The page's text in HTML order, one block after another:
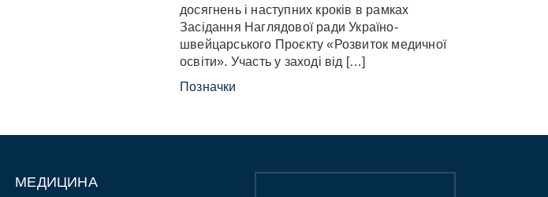
досягнень і наступних кроків в рамках
Засідання Наглядової ради Україно-
швейцарського Проєкту «Розвиток медичної
освіти». Участь у заході від […]
Позначки
МЕДИЦИНА